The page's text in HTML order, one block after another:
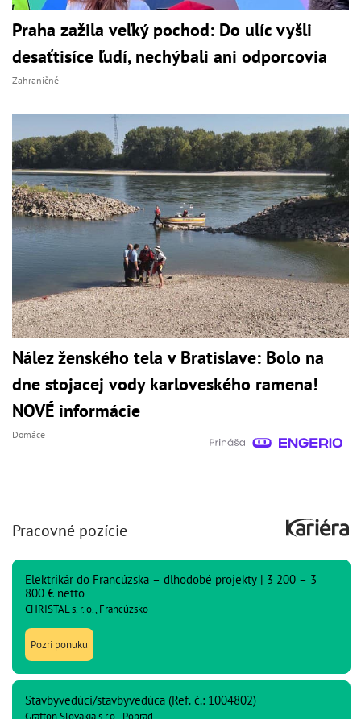
Praha zažila veľký pochod: Do ulíc vyšli
desaťtisíce ľudí, nechýbali ani odporcovia
Zahraničné
Nález ženského tela v Bratislave: Bolo na
dne stojacej vody karloveského ramena!
NOVÉ informácie
Domáce
Pracovné pozície
Elektrikár do Francúzska – dlhodobé projekty | 3 200 – 3
800 € netto
CHRISTAL s. r. o., Francúzsko
Pozri ponuku
Stavbyvedúci/stavbyvedúca (Ref. č.: 1004802)
Grafton Slovakia s.r.o., Poprad